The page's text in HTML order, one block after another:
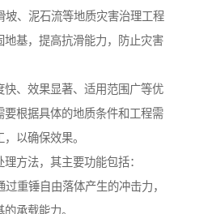
坡、泥石流等地质灾害治理工程
地基，提高抗滑能力，防止灾害
快、效果显著、适用范围广等优
要根据具体的地质条件和工程需
以确保效果。
方法，其主要功能包括：
重锤自由落体产生的冲击力，
承载能力。